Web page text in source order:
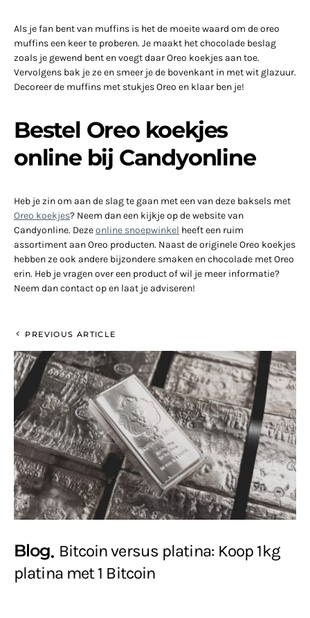
Als je fan bent van muffins is het de moeite waard om de oreo
muffins een keer te proberen. Je maakt het chocolade beslag
zoals je gewend bent en voegt daar Oreo koekjes aan toe.
Vervolgens bak je ze en smeer je de bovenkant in met wit glazuur.
Decoreer de muffins met stukjes Oreo en klaar ben je!
Bestel Oreo koekjes
online bij Candyonline
Heb je zin om aan de slag te gaan met een van deze baksels met
Oreo koekjes? Neem dan een kijkje op de website van
Candyonline. Dezeonline snoepwinkel heeft een ruim
assortiment aan Oreo producten. Naast de originele Oreo koekjes
hebben ze ook andere bijzondere smaken en chocolade met Oreo
erin. Heb je vragen over een product of wil je meer informatie?
Neem dan contact op en laat je adviseren!
PREVIOUS ARTICLE
Blog Bitcoin versus platina: Koop 1kg
platina met 1 Bitcoin